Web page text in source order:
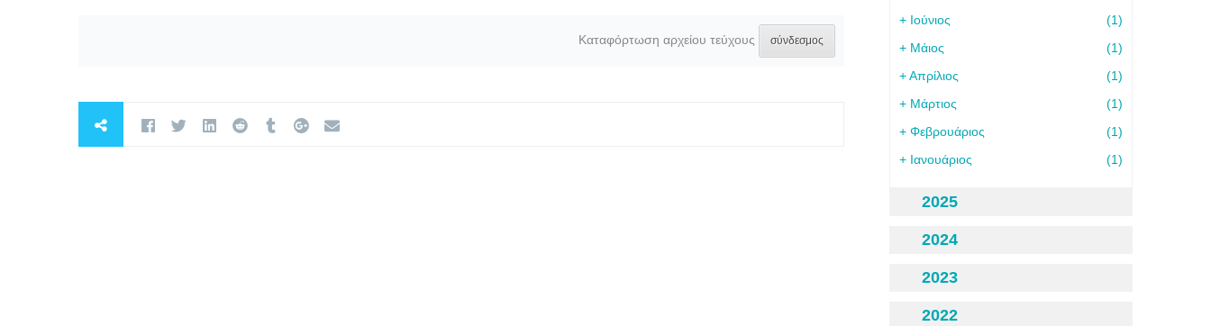
Καταφόρτωση αρχείου τεύχους σύνδεσμος
+ Ιούνιος
(1)
+ Μάιος
(1)
+Απρίλιος
(1)
+ Μάρτιος
(1)
+ Φεβρουάριος
(1)
+ Ιανουάριος (1)
2025
2024
2023
2022